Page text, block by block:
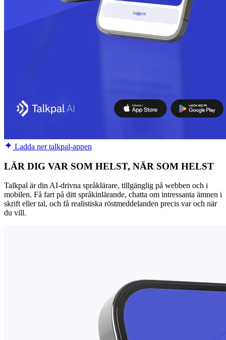
Ladda ner talkpal-appen
LÄR DIG VAR SOM HELST, NÄR SOM HELST
Talkpal är din AI-drivna språklärare, tillgänglig på webben och i
mobilen. Få fart på ditt språkinlärande, chatta om intressanta ämnen i
skrift eller tal, och få realistiska röstmeddelanden precis var och när
du vill.